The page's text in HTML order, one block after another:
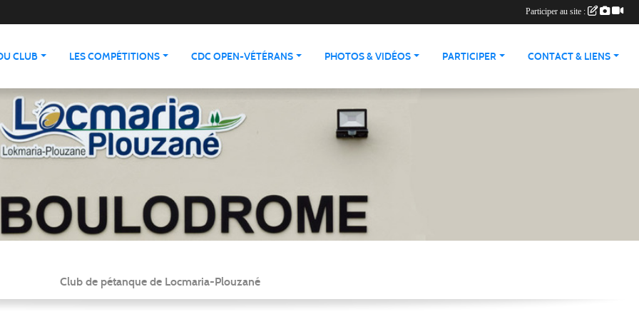
CLUB LES COMPÉTITIONS CDC OPEN-VÉTÉRANS PHOTOS & VIDÉOS PARTICIPER CONTACT & LIENS
Club de pétanque de Locmaria-Plouzané
Participer au site :